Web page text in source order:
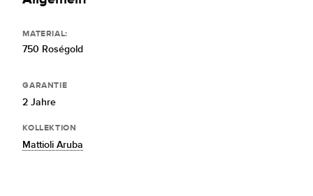
MATERIAL:
750 Roségold
GARANTIE
2 Jahre
KOLLEKTION
Mattioli Aruba